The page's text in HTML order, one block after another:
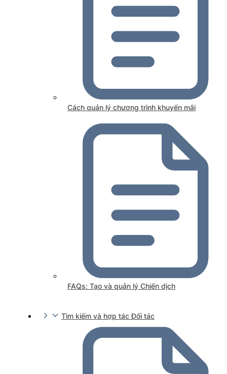
Cách quản lý chương trình khuyến mãi
FAQs: Tạo và quản lý Chiến dịch
Tìm kiếm và hợp tác Đối tác